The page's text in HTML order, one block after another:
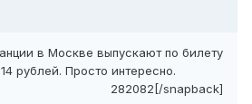
в Москве выпускают по билету
рублей. Просто интересно.
282082[/snapback]